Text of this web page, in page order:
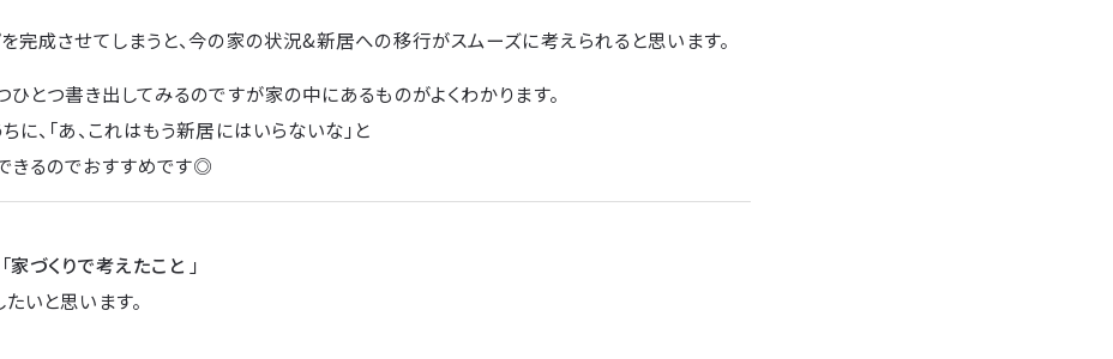
完成させてしまうと、今の家の状況&新居への移行がスムーズに考えられると思います。
ひとつ書き出してみるのですが家の中にあるものがよくわかります。
に、「あ、これはもう新居にはいらないな」と
きるのでおすすめです◎
家づくりで考えたこと 」
いと思います。